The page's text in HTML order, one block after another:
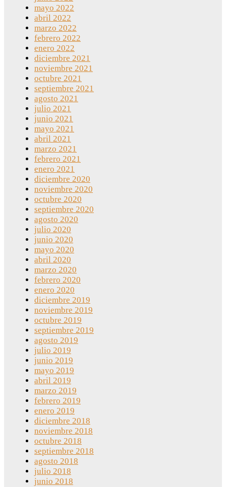
mayo 2022
abril 2022
marzo 2022
febrero 2022
enero 2022
diciembre 2021
noviembre 2021
octubre 2021
septiembre 2021
agosto 2021
julio 2021
junio 2021
mayo 2021
abril 2021
marzo 2021
febrero 2021
enero 2021
diciembre 2020
noviembre 2020
octubre 2020
septiembre 2020
agosto 2020
julio 2020
junio 2020
mayo 2020
abril 2020
marzo 2020
febrero 2020
enero 2020
diciembre 2019
noviembre 2019
octubre 2019
septiembre 2019
agosto 2019
julio 2019
junio 2019
mayo 2019
abril 2019
marzo 2019
febrero 2019
enero 2019
diciembre 2018
noviembre 2018
octubre 2018
septiembre 2018
agosto 2018
julio 2018
junio 2018